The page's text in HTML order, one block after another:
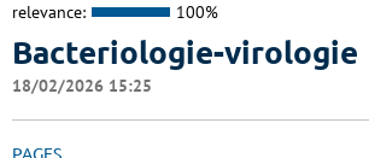
relevance: 100%
Bacteriologie-virologie
18/02/2026 15:25
PAGES